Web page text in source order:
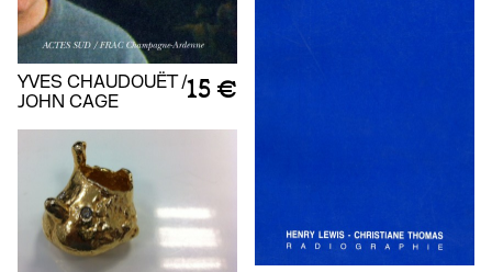
YVES CHAUDOUËT /
JOHN CAGE
15 €